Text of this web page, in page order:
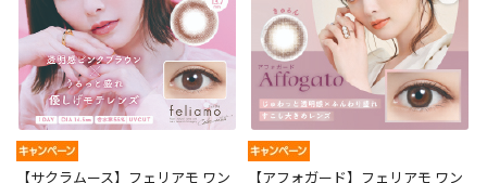
【サクラムース】フェリアモ ワン
【アフォガード】フェリアモ ワン